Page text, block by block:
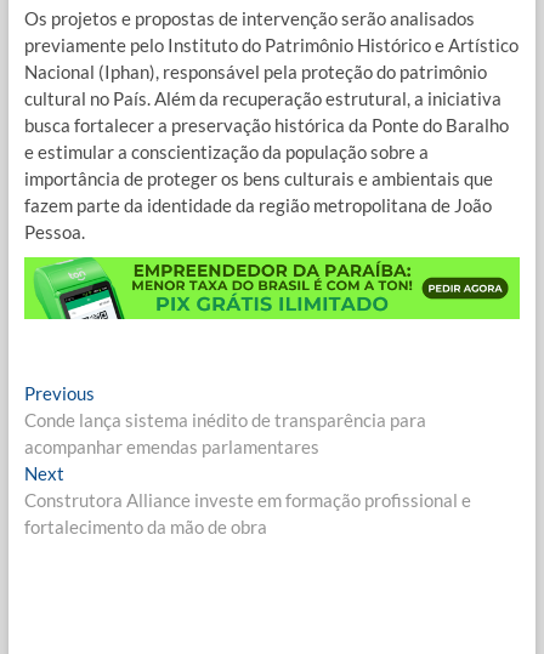
Os projetos e propostas de intervenção serão analisados
previamente pelo Instituto do Patrimônio Histórico e Artístico
Nacional (Iphan), responsável pela proteção do patrimônio
cultural no País. Além da recuperação estrutural, a iniciativa
busca fortalecer a preservação histórica da Ponte do Baralho
e estimular a conscientização da população sobre a
importância de proteger os bens culturais e ambientais que
fazem parte da identidade da região metropolitana de João
Pessoa.
Navegação
de
Post
PreviousPrevious
post:
Conde lança sistema inédito de transparência para
acompanhar emendas parlamentares
NextNext
post:
Construtora Alliance investe em formação profissional e
fortalecimento da mão de obra